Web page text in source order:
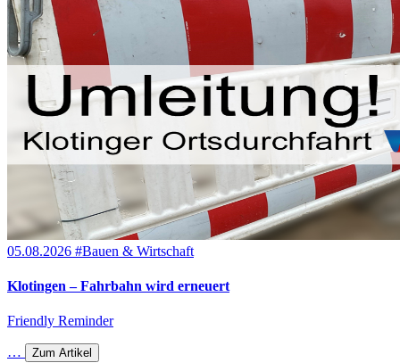
05.08.2026 #Bauen & Wirtschaft
Klotingen – Fahrbahn wird erneuert
Friendly Reminder
… Zum Artikel